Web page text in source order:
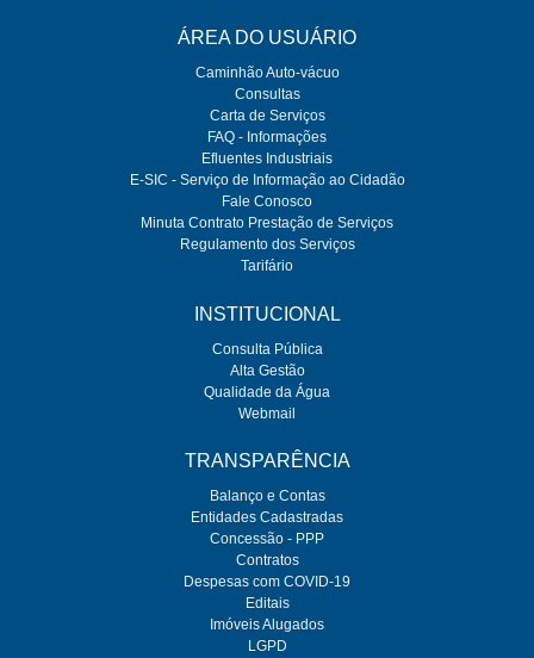
ÁREA DO USUÁRIO
Caminhão Auto-vácuo
Consultas
Carta de Serviços
FAQ - Informações
Efluentes Industriais
E-SIC - Serviço de Informação ao Cidadão
Fale Conosco
Minuta Contrato Prestação de Serviços
Regulamento dos Serviços
Tarifário
INSTITUCIONAL
Consulta Pública
Alta Gestão
Qualidade da Água
Webmail
TRANSPARÊNCIA
Balanço e Contas
Entidades Cadastradas
Concessão - PPP
Contratos
Despesas com COVID-19
Editais
Imóveis Alugados
LGPD